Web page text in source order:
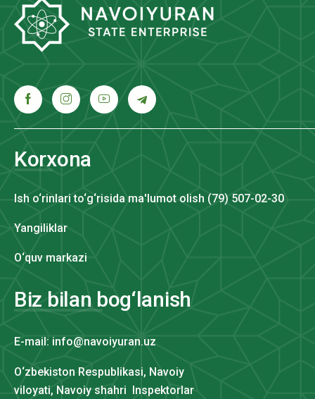
Korxona
Ish o‘rinlari to‘g‘risida ma'lumot olish (79) 507-02-30
Yangiliklar
O‘quv markazi
Biz bilan bog‘lanish
E-mail: info@navoiyuran.uz
O‘zbekiston Respublikasi, Navoiy
viloyati, Navoiy shahri Inspektorlar